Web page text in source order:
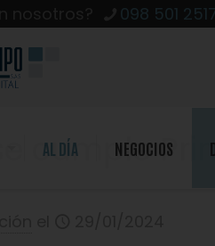
098 501
AL DÍA NEGOCIOS
cumple